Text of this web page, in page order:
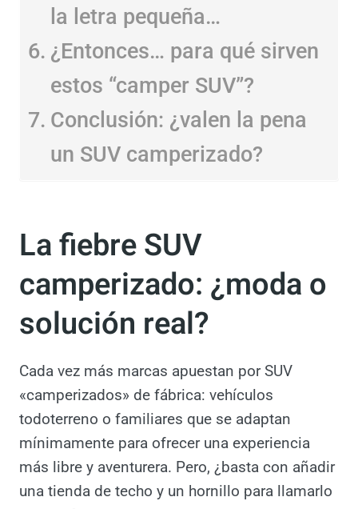
«camper»?
¿Y la legalidad? Aquí viene
la letra pequeña…
¿Entonces… para qué
sirven estos “camper
un SUV camperizado?
La fiebre SUV
camperizado: ¿moda o
solución real?
Cada vez más marcas apuestan por SUV
«camperizados» de fábrica: vehículos